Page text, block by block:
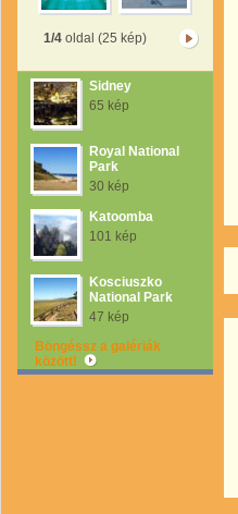
1/4oldal (25 kép)
Sidney
65 kép
Royal National
Park
30 kép
Katoomba
101 kép
Kosciuszko
National Park
47 kép
Böngéssz a galériák
között!